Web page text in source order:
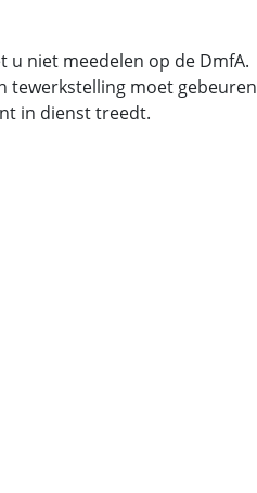
niet meedelen op de DmfA.
tewerkstelling moet gebeuren
in dienst treedt.